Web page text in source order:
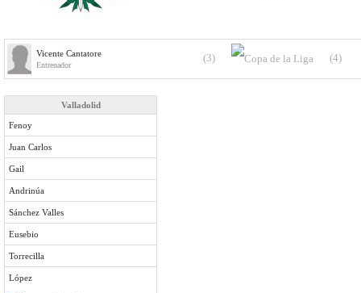
Vicente Cantatore
Entrenador
(3) (4)
Valladolid
Fenoy
Juan Carlos
Gail
Andrinúa
Sánchez Valles
Eusebio
Torrecilla
López